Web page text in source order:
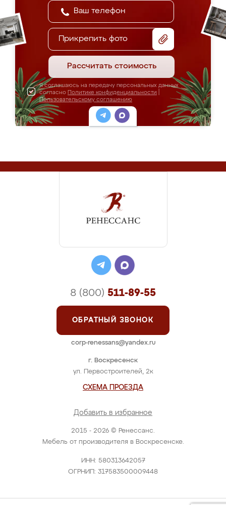
Прикрепить фото
Рассчитать стоимость
Я соглашаюсь на передачу персональных данных
согласно Политике конфиденциальности
Пользовательскому соглашению
2015 - 2026 © Ренессанс.
Мебель от производителя в Воскресенске.
ИНН: 580313642057
ОГРНИП: 317583500009448
г. Воскресенск
ул. Первостроителей, 2к
СХЕМА ПРОЕЗДА
Добавить в избранное
8 (800) 511-89-55
ОБРАТНЫЙ ЗВОНОК
corp-renessans@yandex.ru